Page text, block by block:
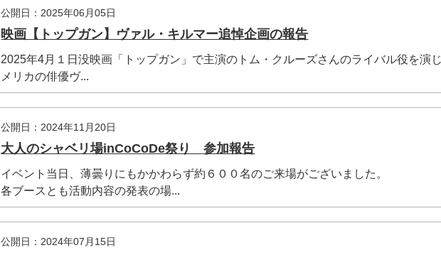
公開日：2025年06月05日
映画【トップガン】ヴァル・キルマー追悼企画の報告
2025年4月１日没映画「トップガン」で主演のトム・クルーズさんのライバル役を演
メリカの俳優ヴ...
公開日：2024年11月20日
大人のシャベリ場inCoCoDe祭り 参加報告
イベント当日、薄曇りにもかかわらず約６００名のご来場がございました。
各ブースとも活動内容の発表の場...
公開日：2024年07月15日